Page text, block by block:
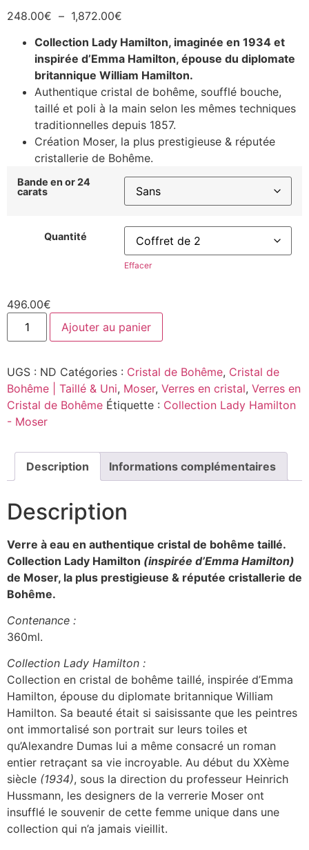
248.00€ – 1,872.00€
Collection Lady Hamilton, imaginée en 1934 et
inspirée d’Emma Hamilton, épouse du diplomate
britannique William Hamilton.
Authentique cristal de bohême, soufflé bouche,
taillé et poli à la main selon les mêmes techniques
traditionnelles depuis 1857.
Création Moser, la plus prestigieuse & réputée
cristallerie de Bohême.
Bande en or 24
carats
Quantité
Effacer
496.00€
Ajouter au panier
UGS : ND Catégories : Cristal de Bohême, Cristal de
Bohême | Taillé & Uni, Moser, Verres en cristal, Verres en
Cristal de Bohême Étiquette : Collection Lady Hamilton
- Moser
Description Informations complémentaires
Description
Verre à eau en authentique cristal de bohême taillé.
Collection Lady Hamilton (inspirée d’Emma Hamilton)
de Moser, la plus prestigieuse & réputée cristallerie de
Bohême.
Contenance :
360ml.
Collection Lady Hamilton :
Collection en cristal de bohême taillé, inspirée d’Emma
Hamilton, épouse du diplomate britannique William
Hamilton. Sa beauté était si saisissante que les peintres
ont immortalisé son portrait sur leurs toiles et
qu’Alexandre Dumas lui a même consacré un roman
entier retraçant sa vie incroyable. Au début du XXème
siècle (1934), sous la direction du professeur Heinrich
Hussmann, les designers de la verrerie Moser ont
insufflé le souvenir de cette femme unique dans une
collection qui n’a jamais vieillit.